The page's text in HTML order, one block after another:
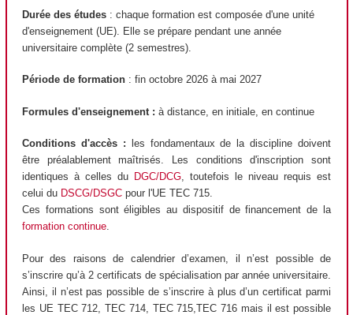
Durée des études : chaque formation est composée d'une unité
d'enseignement (UE). Elle se prépare pendant une année
universitaire complète (2 semestres).
Période de formation : fin octobre 2026 à mai 2027
Formules d'enseignement : à distance, en initiale, en continue
Conditions d'accès :
les fondamentaux de la discipline doivent
être préalablement maîtrisés. Les conditions d'inscription sont
identiques à celles du DGC/DCG, toutefois le niveau requis est
celui du DSCG/DSGC pour l'UE TEC 715.
Ces formations sont éligibles au dispositif de financement de la
formation continue.
Pour des raisons de calendrier d’examen, il n’est possible de
s’inscrire qu’à 2 certificats de spécialisation par année universitaire.
Ainsi, il n’est pas possible de s’inscrire à plus d’un certificat parmi
les UE TEC 712, TEC 714, TEC 715,TEC 716 mais il est possible